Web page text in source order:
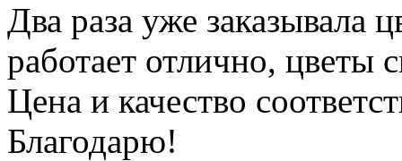
Два раза уже заказывала
работает отлично, цветы
Цена и качество
Благодарю!